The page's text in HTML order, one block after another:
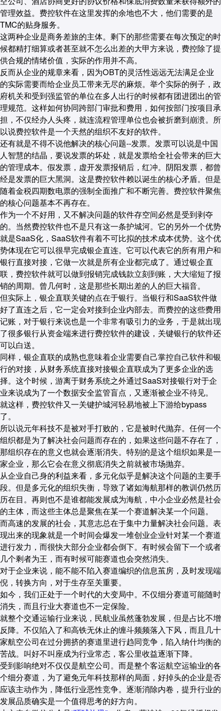
管理效益。费控软件在这里发挥的余地也不大，他们需要的是
TMC的贴身服务。
这两种企业是商务差旅的主体。剩下的那些需要在每次预定的时
候都精打细算或者甚至就不怎么出差的大甲方来说，费控除了提
供合规的情绪价值，实际的作用并不高。
反而从企业的规章来看，因为OBT的灵活性远远无法满足企业
的实际需要而给企业员工带来无尽的麻烦。举个实际的例子，政
府机关和受到强监管的单位在多人出行的时候都有团进团出的管
理规范。这样如何协同跨部门审批和费用，如何按部门按项目承
担，不仅经办人头疼，就连流程管理单位也会被折磨到崩溃。所
以说费控软件是一个天然的组织不友好的软件。
还有就是不得不说他解决的核心问题--发票。发票可以说是中国
人智慧的结晶，要说发票的坏处，就是发票给全社会带来的巨大
的管理成本。假发票，虚开发票报销后，红冲。阴阳发票，都曾
经是发票的巨大黑洞。这是费控软件赖以诞生的核心矛盾。但是
随着金税四期数电票的强制全面推广和不断完善。费控软件聚焦
的核心问题基本不再存在。
作为一个不好用，又不解决问题的软件存空间必然是受到剥夺
的。当然费控软件也不是只有这一条护城河。它的另外一个优势
就是SaaS化，SaaS软件有着不可比拟的技术成本优势。这个优
势体现在它可以很早完成银企直连。它可以代表它的所有用户和
银行直接对接，它做一次就是所有企业都完成了。通过银企直
联，费控软件就可以做到报销完成钱款立刻到账，大大缩短了报
销的周期。曾几何时，这是那些长期出差的人的巨大福音。
但实际上，银企直联关键的点在于银行。当银行和SaaS软件做
好了直连之后，它一定会对接到企业内部去。而费控的这些费用
记账，对于银行来说也是一个非常有吸引力的业务，于是就出现
了很多银行从资金端来进行费控软件的建设，关键银行的软件还
可以白送。
同样，银企直联的成熟也意味着企业需要自己掌控自己软件和银
行的对接，从财务系统直接对接银企直联成为了更多企业的选
择。这个时候，游离于财务系统之外通过SaaS对接银行对于企
业来说成为了一个数据安全监管盲点，又逐渐被企业不待见。
就这样，费控软件又一关键护城河轻易地被上下游给bypass
了。
所以说元年科技不是被对手打败的，它是被时代抛弃。任何一个
组织都是为了解决社会问题而存在的，如果这些问题不存在了，
那组织存在的意义也就会逐渐消失。特别的是这个组织如果是一
家企业，那么它会在意义彻底消失之前就被市场抛弃。
从企业自己身的利益来看，多元化似乎是解决这个问题的主要手
段。但是多元化的组织失衡，导致了诸如海航那样的教训仍然历
历在目。再则也不是谁都能发展成为海航，中小企业必然是社会
的主体，而这些主体总是聚焦在某一个赛道解决某一个问题。
而高速的发展的社会，其意志总在于集中力量解决社会问题。表
现出来的现象就是一个时间会爆发一堆创业企业针对某一个赛道
进行发力，而很快大部分企业都会倒下。有时候会留下一个或者
几个剩者为王，而有时候可能赛道也会突然消失。
对于企业来说，能不能不陷入赛道编织的信息茧房，及时发现端
倪，转换方向，对于生存至关重要。
如今，我们正处于一个时代的大变局中。不仅细分赛道可能随时
消失，而且行业大赛道也不一定保险。
就整个交通运输行业来说，民航业虽然蓬勃发展，但是占比不增
反降。不仅陷入了和高铁无休止的缠斗频频落入下风，而且几十
家航空公司在过分拥挤的赛道里进行趋同竞争，陷入纳什均衡的
苦战。叫好不叫座成为行业常态，客公里收益逐渐下降。
受到影响绝对不仅仅是航空公司。而是整个客运航空运输业的各
个细分赛道，为了避免元年科技那样的局面，好掉头的企业是否
应该主动作为，降低行业恶性竞争。逐渐消除内卷，提升行业的
发展品质确实是一个值得思考的好方向。